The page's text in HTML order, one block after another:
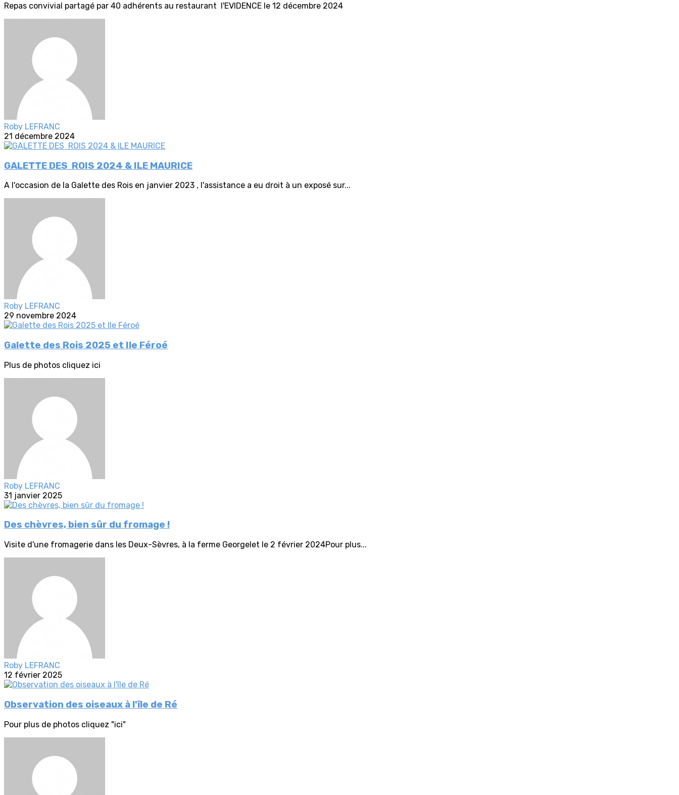
Repas convivial partagé par 40 adhérents au restaurant l'EVIDENCE le 12 décembre 2024
Roby LEFRANC
21 décembre 2024
GALETTE DES ROIS 2024 & ILE MAURICE
A l'occasion de la Galette des Rois en janvier 2023 , l'assistance a eu droit à un exposé sur...
Roby LEFRANC
29 novembre 2024
Galette des Rois 2025 et Ile Féroé
Plus de photos cliquez ici
Roby LEFRANC
31 janvier 2025
Des chèvres, bien sûr du fromage !
Visite d'une fromagerie dans les Deux-Sèvres, à la ferme Georgelet le 2 février 2024Pour plus...
Roby LEFRANC
12 février 2025
Observation des oiseaux à l'île de Ré
Pour plus de photos cliquez "ici"